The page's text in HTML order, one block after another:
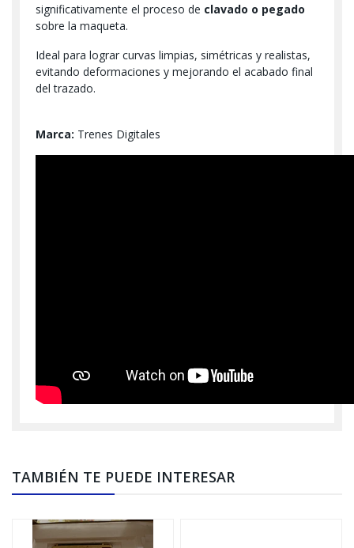
significativamente el proceso de clavado o pegado
sobre la maqueta.
Ideal para lograr curvas limpias, simétricas y realistas,
evitando deformaciones y mejorando el acabado final
del trazado.
Marca: Trenes Digitales
TAMBIÉN TE PUEDE INTERESAR